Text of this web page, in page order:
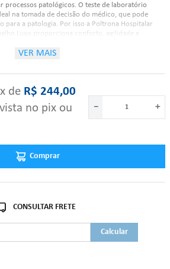
processos patológicos. O teste de laboratório
na tomada de decisão do médico, que pode
para a patologia. Por isso a Poltrona Hospitalar
Luxo proporciona conforto, agilidade e
de 1”1/4;
e descanso para os pés estofados em espuma,
pés reclináveis por meio de alavanca
pintura eletrostática à pó;
VER MAIS
x de‎ ‎ R$ 244,00
no pix ou
＋
－
Comprar